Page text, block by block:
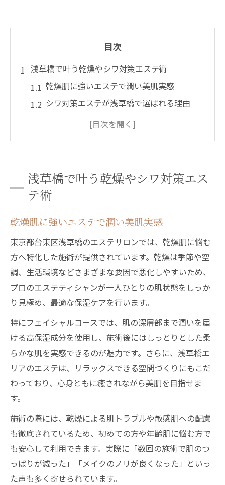
目次
浅草橋で叶う乾燥やシワ対策エステ術
乾燥肌に強いエステで潤い美肌実感
シワ対策エステが浅草橋で選ばれる理由
浅草橋のエステで叶える保湿とハリの回復
エステを通じて潤い溢れる美肌へ導く方法
エステ施術で潤い美肌を長く保つ秘訣
乾燥やシワを防ぐ浅草橋エステの最新技術
エステの保湿ケアで肌のハリと弾力復活
浅草橋で人気のエステが支持される理由
エステ利用で叶う乾燥知らずの美肌生活
乾燥知らずの肌には浅草橋のエステが鍵
浅草橋エステで乾燥肌対策を徹底サポート
エステの潤いケアがもたらす肌の変化とは
シワを防ぐエステの効果的なアプローチ
浅草橋で話題のエステ体験による保湿力
乾燥に強いエステ選びのポイントを解説
浅草橋エステが得意とするシワケア手法
乾燥によるシワにはエステの集中ケアが有
効
フェイシャルエステでハリと潤いを実感
浅草橋で叶う乾燥やシワ対策エス
テ術
乾燥肌に強いエステで潤い美肌実感
東京都台東区浅草橋のエステサロンでは、乾燥肌に悩む
方へ特化した施術が提供されています。乾燥は季節や空
調、生活環境などさまざまな要因で悪化しやすいため、
プロのエステティシャンが一人ひとりの肌状態をしっか
り見極め、最適な保湿ケアを行います。
特にフェイシャルコースでは、肌の深層部まで潤いを届
ける高保湿成分を使用し、施術後にはしっとりとした柔
らかな肌を実感できるのが魅力です。さらに、浅草橋エ
リアのエステは、リラックスできる空間づくりにもこだ
わっており、心身ともに癒されながら美肌を目指せま
す。
施術の際には、乾燥による肌トラブルや敏感肌への配慮
も徹底されているため、初めての方や年齢肌に悩む方で
も安心して利用できます。実際に「数回の施術で肌のつ
っぱりが減った」「メイクのノリが良くなった」といっ
た声も多く寄せられています。